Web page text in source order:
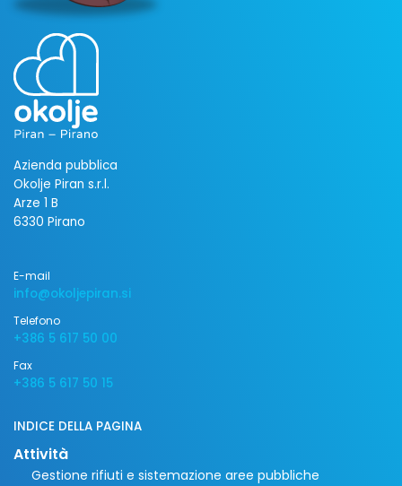
Azienda pubblica
Okolje Piran s.r.l.
Arze 1 B
6330 Pirano
E-mail
info@okoljepiran.si
Telefono
+386 5 617 50 00
Fax
+386 5 617 50 15
INDICE DELLA PAGINA
Attività
Gestione rifiuti e sistemazione aree pubbliche